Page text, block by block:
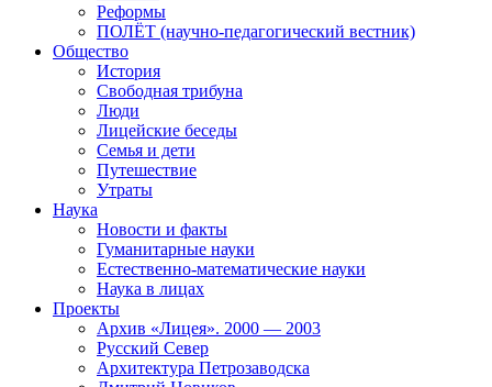
Реформы
ПОЛЁТ (научно-педагогический вестник)
Общество
История
Свободная трибуна
Люди
Лицейские беседы
Семья и дети
Путешествие
Утраты
Наука
Новости и факты
Гуманитарные науки
Естественно-математические науки
Наука в лицах
Проекты
Архив «Лицея». 2000 — 2003
Русский Север
Архитектура Петрозаводска